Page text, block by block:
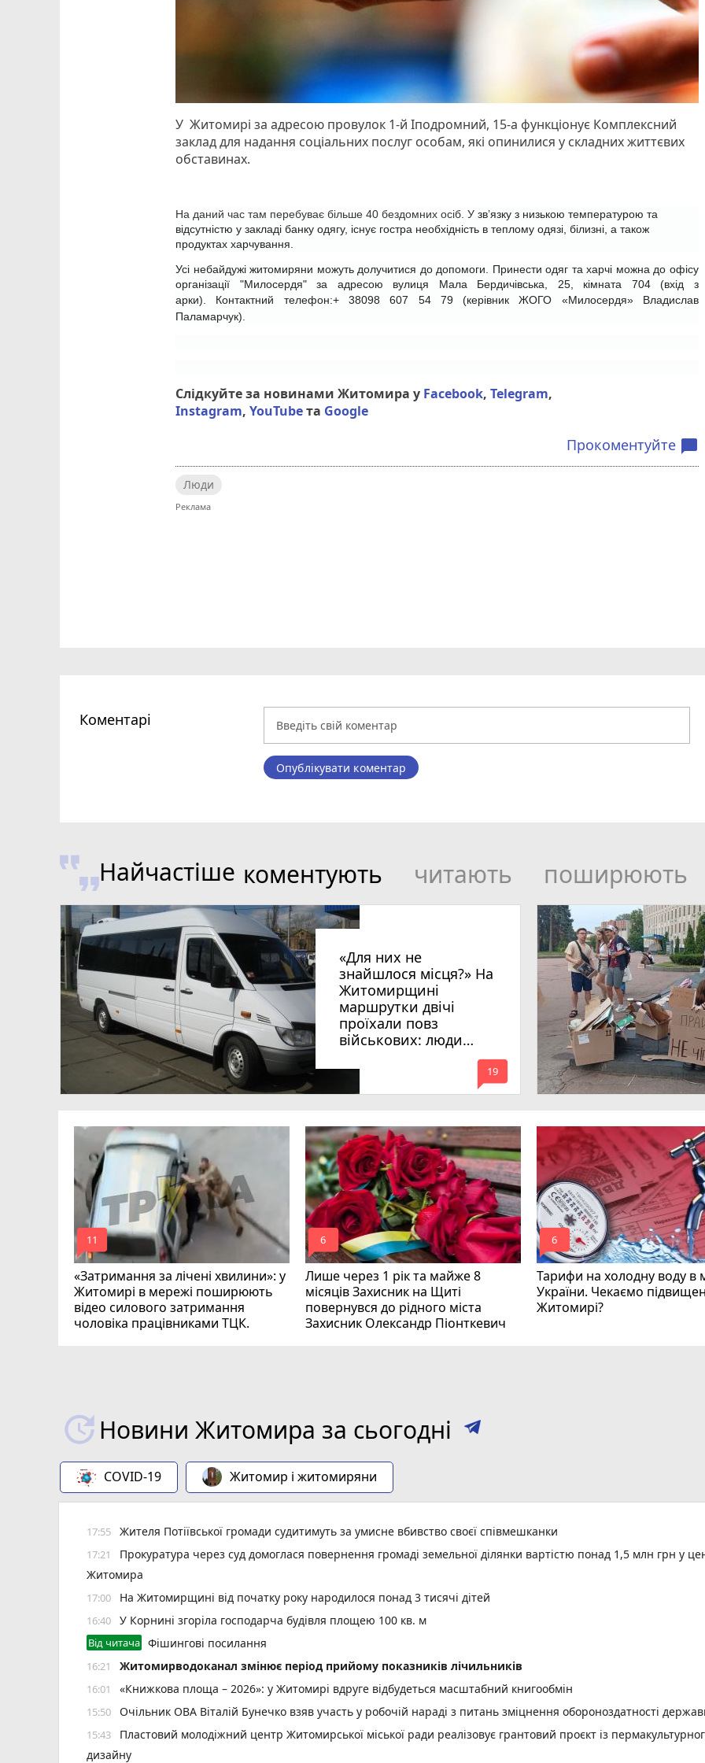
У Житомирі за адресою провулок 1-й Іподромний, 15-а функціонує Комплексний
заклад для надання соціальних послуг особам, які опинилися у складних життєвих
обставинах.
На даний час там перебуває більше 40 бездомних осіб. У зв’язку з низькою температурою та
відсутністю у закладі банку одягу, існує гостра необхідність в теплому одязі, білизні, а також
продуктах харчування.
Усі небайдужі житомиряни можуть долучитися до допомоги. Принести одяг та харчі можна до офісу
організації "Милосердя" за адресою вулиця Мала Бердичівська, 25, кімната 704 (вхід з
арки). Контактний телефон:+ 38098 607 54 79 (керівник ЖОГО «Милосердя» Владислав
Паламарчук).
Слідкуйте за новинами Житомира у Facebook,Telegram,
Instagram,YouTubeта Google
Прокоментуйте chat_bubble
Люди
Коментарі
Опублікувати коментар
Найчастіше коментують читають поширюють
«Для них не
знайшлося місця?» На
Житомирщині
маршрутки двічі
проїхали повз
військових: люди
вимагають покарати
винних
mode_comment
19
«Затримання за лічені хвилини»: у
Житомирі в мережі поширюють
відео силового затримання
чоловіка працівниками ТЦК.
mode_comment
11
Лише через 1 рік та майже 8
місяців Захисник на Щиті
повернувся до рідного міста
Захисник Олександр Піонткевич
mode_comment
6
Тарифи на холодну воду в
України. Чекаємо
Житомирі?
mode_comment
6
Новини Житомира за сьогодні
COVID-19 Житомир і житомиряни
17:55 Жителя Потіївської громади судитимуть за умисне вбивство своєї співмешканки
17:21
Прокуратура через суд домоглася повернення громаді земельної ділянки вартістю понад 1,5 млн грн у
Житомира
17:00 На Житомирщині від початку року народилося понад 3 тисячі дітей
16:40 У Корнині згоріла господарча будівля площею 100 кв. м
Від читача Фішингові посилання
16:21 Житомирводоканал змінює період прийому показників лічильників
16:01 «Книжкова площа – 2026»: у Житомирі вдруге відбудеться масштабний книгообмін
15:50 Очільник ОВА Віталій Бунечко взяв участь у робочій нараді з питань зміцнення обороноздатності
15:43
Пластовий молодіжний центр Житомирської міської ради реалізовує грантовий проєкт із
дизайну